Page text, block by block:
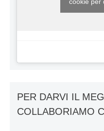
PER DARVI IL
COLLABORIAMO